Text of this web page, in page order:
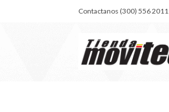
Contactanos (300) 556 2011